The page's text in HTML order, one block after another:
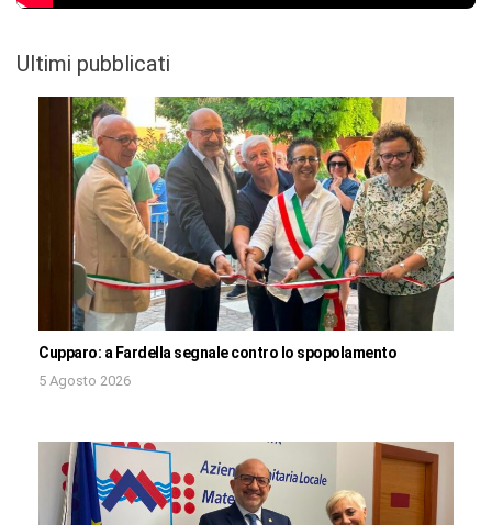
Ultimi pubblicati
Cupparo: a Fardella segnale contro lo spopolamento
5 Agosto 2026